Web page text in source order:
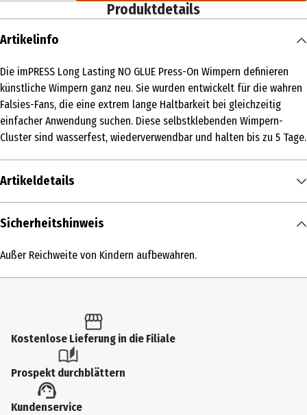
Produktdetails
Artikelinfo
Die imPRESS Long Lasting NO GLUE Press-On Wimpern definieren
künstliche Wimpern ganz neu. Sie wurden entwickelt für die wahren
Falsies-Fans, die eine extrem lange Haltbarkeit bei gleichzeitig
einfacher Anwendung suchen. Diese selbstklebenden Wimpern-
Cluster sind wasserfest, wiederverwendbar und halten bis zu 5 Tage.
Artikeldetails
Inhalt
Produkttyp
Augen
Farbnummer
04
Farbe
Sicherheitshinweis
Außer Reichweite von Kindern aufbewahren.
Kostenlose Lieferung in die Filiale
Prospekt durchblättern
Kundenservice